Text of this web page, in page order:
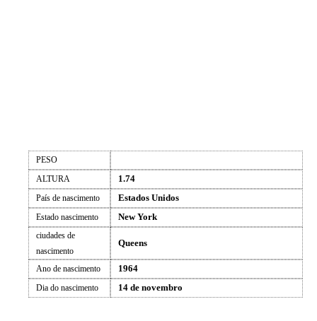
PESO
ALTURA
1.74
País de nascimento Estados Unidos
Estado nascimento New York
ciudades de
nascimento
Queens
Ano de nascimento 1964
Dia do nascimento 14 de novembro